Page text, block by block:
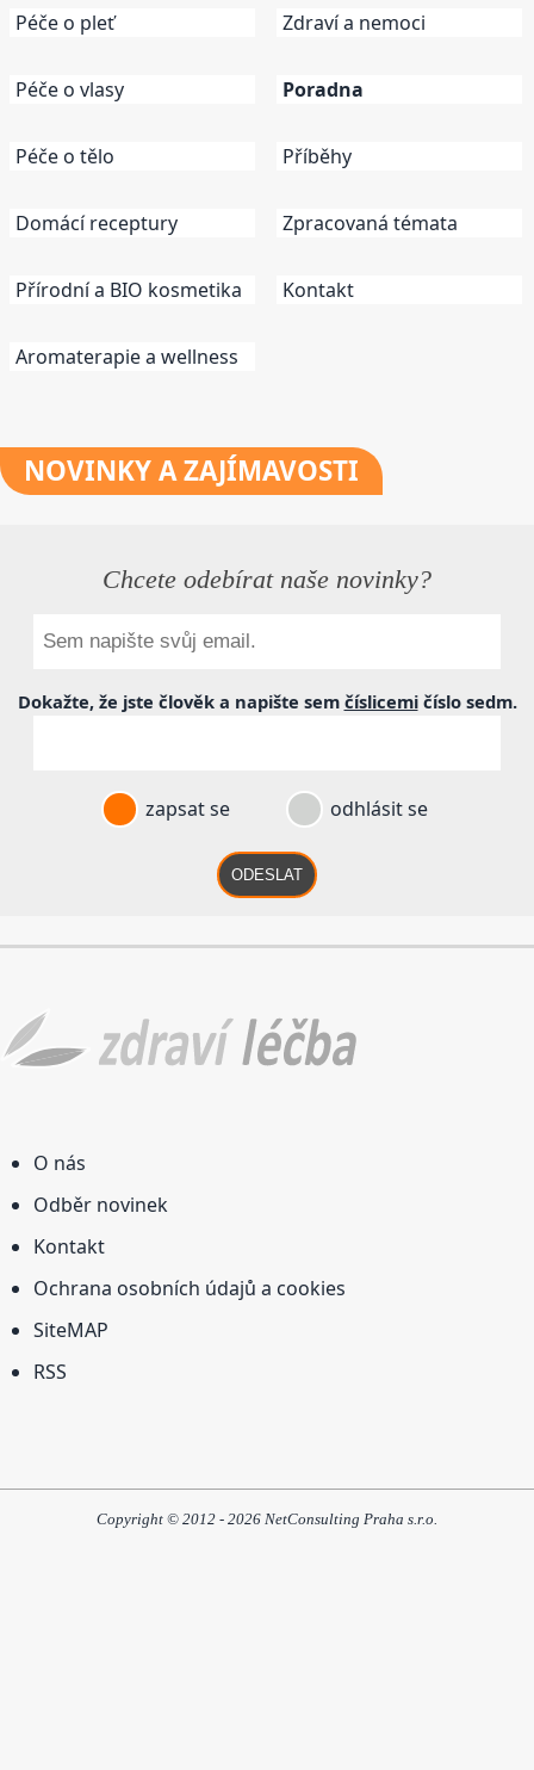
Péče o pleť
Péče o vlasy
Péče o tělo
Domácí receptury
Přírodní a BIO kosmetika
Aromaterapie a wellness
Zdraví a nemoci
Poradna
Příběhy
Zpracovaná témata
Kontakt
NOVINKYA ZAJÍMAVOSTI
Chcete odebírat naše novinky?
Dokažte, že jste člověk a napište sem číslicemičíslo sedm.
zapsat se odhlásit se
ODESLAT
O nás
Odběr novinek
Kontakt
Ochrana osobních údajů a cookies
SiteMAP
RSS
Copyright © 2012 - 2026 NetConsulting Praha s.r.o.